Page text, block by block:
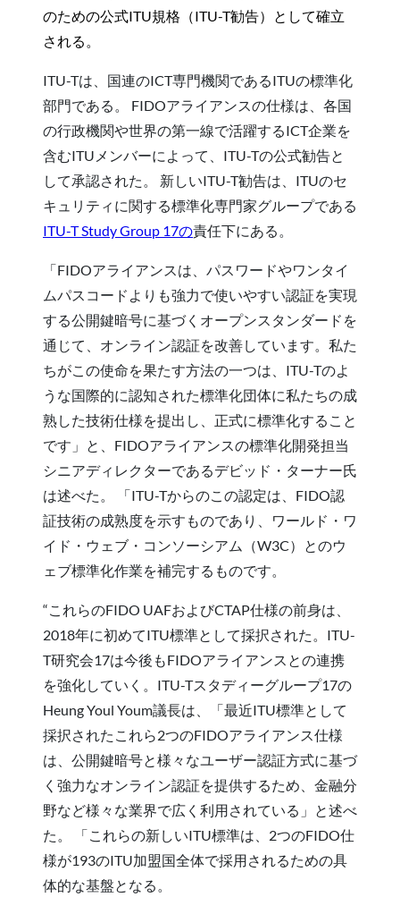
のための公式ITU規格（ITU-T勧告）として確立
される。
ITU-Tは、国連のICT専門機関であるITUの標準化
部門である。 FIDOアライアンスの仕様は、各国
の行政機関や世界の第一線で活躍するICT企業を
含むITUメンバーによって、ITU-Tの公式勧告と
して承認された。 新しいITU-T勧告は、ITUのセ
キュリティに関する標準化専門家グループである
ITU-T Study Group 17の責任下にある。
「FIDOアライアンスは、パスワードやワンタイ
ムパスコードよりも強力で使いやすい認証を実現
する公開鍵暗号に基づくオープンスタンダードを
通じて、オンライン認証を改善しています。私た
ちがこの使命を果たす方法の一つは、ITU-Tのよ
うな国際的に認知された標準化団体に私たちの成
熟した技術仕様を提出し、正式に標準化すること
です」と、FIDOアライアンスの標準化開発担当
シニアディレクターであるデビッド・ターナー氏
は述べた。 「ITU-Tからのこの認定は、FIDO認
証技術の成熟度を示すものであり、ワールド・ワ
イド・ウェブ・コンソーシアム（W3C）とのウ
ェブ標準化作業を補完するものです。
“これらのFIDO UAFおよびCTAP仕様の前身は、
2018年に初めてITU標準として採択された。ITU-
T研究会17は今後もFIDOアライアンスとの連携
を強化していく。ITU-Tスタディーグループ17の
Heung Youl Youm議長は、「最近ITU標準として
採択されたこれら2つのFIDOアライアンス仕様
は、公開鍵暗号と様々なユーザー認証方式に基づ
く強力なオンライン認証を提供するため、金融分
野など様々な業界で広く利用されている」と述べ
た。 「これらの新しいITU標準は、2つのFIDO仕
様が193のITU加盟国全体で採用されるための具
体的な基盤となる。